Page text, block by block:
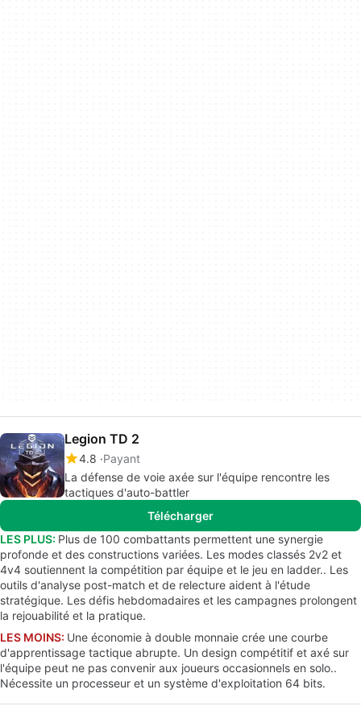
Legion TD 2
4.8 Payant
La défense de voie axée sur l'équipe rencontre les
tactiques d'auto-battler
Télécharger
LES PLUS: Plus de 100 combattants permettent une synergie
profonde et des constructions variées. Les modes classés 2v2 et
4v4 soutiennent la compétition par équipe et le jeu en ladder.. Les
outils d'analyse post-match et de relecture aident à l'étude
stratégique. Les défis hebdomadaires et les campagnes prolongent
la rejouabilité et la pratique.
LES MOINS: Une économie à double monnaie crée une courbe
d'apprentissage tactique abrupte. Un design compétitif et axé sur
l'équipe peut ne pas convenir aux joueurs occasionnels en solo..
Nécessite un processeur et un système d'exploitation 64 bits.